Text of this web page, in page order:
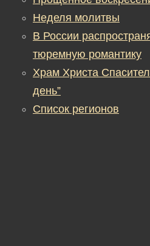
Неделя молитвы
В России
тюремную романтику
Храм Христа
день”
Список регионов